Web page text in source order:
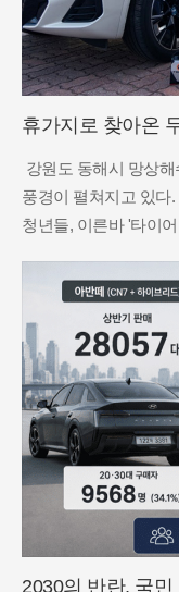
휴가지로 찾아온
강원도 동해시 망상
풍경이 펼쳐지고 있다
청년들, 이른바 '타이
이어 공기압과 마모
2030의 반란, 국